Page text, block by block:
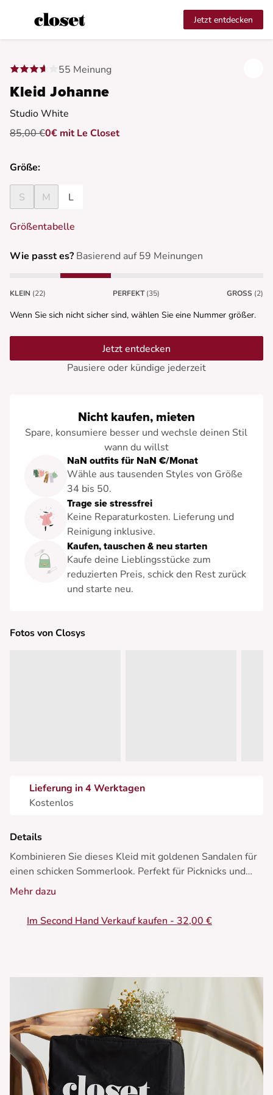
Jetzt entdecken
55 Meinung
Kleid Johanne
Studio White
85,00 €0€ mit Le Closet
Größe:
S M L
Größentabelle
Wie passt es? Basierend auf 59 Meinungen
KLEIN (22) PERFEKT (35) GROSS (2)
Wenn Sie sich nicht sicher sind, wählen Sie eine Nummer größer.
Jetzt entdecken
Pausiere oder kündige jederzeit
Nicht kaufen, mieten
Spare, konsumiere besser und wechsle deinen Stil
wann du willst
NaN outfits für NaN €/Monat
Wähle aus tausenden Styles von Größe
34 bis 50.
Trage sie stressfrei
Keine Reparaturkosten. Lieferung und
Reinigung inklusive.
Kaufen, tauschen & neu starten
Kaufe deine Lieblingsstücke zum
reduzierten Preis, schick den Rest zurück
und starte neu.
Fotos von Closys
Lieferung in 4 Werktagen
Kostenlos
Details
Kombinieren Sie dieses Kleid mit goldenen Sandalen für
einen schicken Sommerlook. Perfekt für Picknicks und
lässige Ausflüge.
- Kleid mit Wickeloptik
- Florales Muster
Mehr dazu
Im Second Hand Verkauf kaufen - 32,00 €